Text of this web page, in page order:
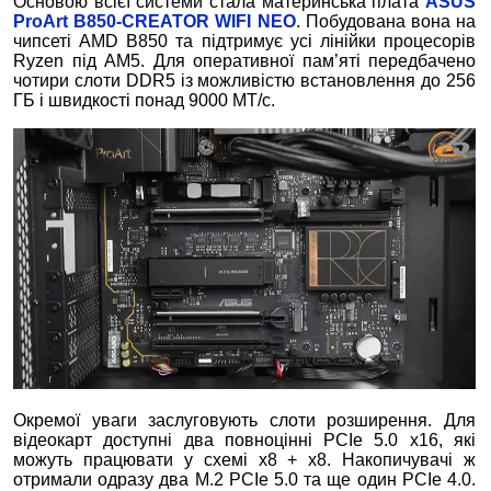
ProArt B850-CREATOR WIFI NEO. Побудована вона на
чипсеті AMD B850 та підтримує усі лінійки процесорів
Ryzen під AM5. Для оперативної пам’яті передбачено
чотири слоти DDR5 із можливістю встановлення до 256
ГБ і швидкості понад 9000 МТ/с.
Окремої уваги заслуговують слоти розширення. Для
відеокарт доступні два повноцінні PCIe 5.0 x16, які
можуть працювати у схемі x8 + x8. Накопичувачі ж
отримали одразу два M.2 PCIe 5.0 та ще один PCIe 4.0.